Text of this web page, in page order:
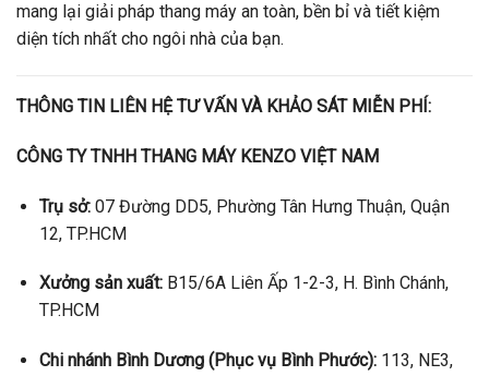
mang lại giải pháp thang máy an toàn, bền bỉ và tiết kiệm
diện tích nhất cho ngôi nhà của bạn.
THÔNG TIN LIÊN HỆ TƯ VẤN VÀ KHẢO SÁT MIỄN PHÍ:
CÔNG TY TNHH THANG MÁY KENZO VIỆT NAM
Trụ sở:07 Đường DD5, Phường Tân Hưng Thuận, Quận
12, TP.HCM
Xưởng sản xuất:B15/6A Liên Ấp 1-2-3, H. Bình Chánh,
TP.HCM
Chi nhánh Bình Dương (Phục vụ Bình Phước):113, NE3,